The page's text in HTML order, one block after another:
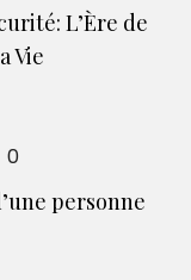
L’Ère de
Vie
0
personne